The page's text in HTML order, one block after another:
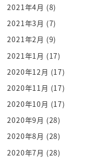
てくれないのとこれは
考えるとロシアは絶対
地政学上北方領土はロ
んですよ
ロシアは北方領土です
ね
緩衝地帯が作れるそう
同じ役割なんです
その緩衝地帯で何をし
監視ですそしてもう一
牽制です
2021年4月 (8)
2021年3月 (7)
2021年2月 (9)
2021年1月 (17)
2020年12月 (17)
2020年11月 (17)
2020年10月 (17)
2020年9月 (28)
2020年8月 (28)
2020年7月 (28)